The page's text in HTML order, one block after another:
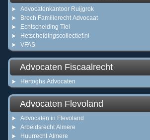
Advocatenkantoor Ruijgrok
Brech Familierecht Advocaat
Echtscheiding Tiel
Hetscheidingscollectief.nl
VFAS
Advocaten Fiscaalrecht
Hertoghs Advocaten
Advocaten Flevoland
Advocaten in Flevoland
Arbeidsrecht Almere
Huurrecht Almere